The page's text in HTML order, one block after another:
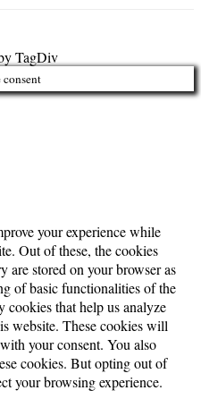
TagDiv
your experience while
Out of these, the cookies
are stored on your browser as
of basic functionalities of the
cookies that help us analyze
website. These cookies will
your consent. You also
cookies. But opting out of
your browsing experience.